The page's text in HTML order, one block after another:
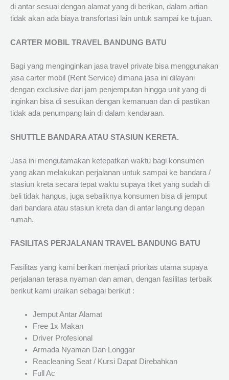
di antar sesuai dengan alamat yang di berikan, dalam artian
tidak akan ada biaya transfortasi lain untuk sampai ke tujuan.
CARTER MOBIL TRAVEL BANDUNG BATU
Bagi yang menginginkan jasa travel private bisa menggunakan
jasa carter mobil (Rent Service) dimana jasa ini dilayani
dengan exclusive dari jam penjemputan hingga unit yang di
inginkan bisa di sesuikan dengan kemanuan dan di pastikan
tidak ada penumpang lain di dalam kendaraan.
SHUTTLE BANDARA ATAU STASIUN KERETA.
Jasa ini mengutamakan ketepatkan waktu bagi konsumen
yang akan melakukan perjalanan untuk sampai ke bandara /
stasiun kreta secara tepat waktu supaya tiket yang sudah di
beli tidak hangus, juga sebaliknya konsumen bisa di jemput
dari bandara atau stasiun kreta dan di antar langung depan
rumah.
FASILITAS PERJALANAN TRAVEL BANDUNG BATU
Fasilitas yang kami berikan menjadi prioritas utama supaya
perjalanan terasa nyaman dan aman, dengan fasilitas terbaik
berikut kami uraikan sebagai berikut :
Jemput Antar Alamat
Free 1x Makan
Driver Profesional
Armada Nyaman Dan Longgar
Reacleaning Seat / Kursi Dapat Direbahkan
Full Ac